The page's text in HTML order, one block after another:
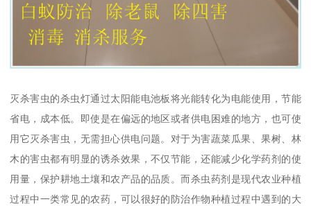
灭杀害虫的杀虫灯通过太阳能电池板将光能转化为电能使用，节能
省电，成本低。即使是在偏远的地区或者供电困难的地方，也可使
用它灭杀害虫，无需担心供电问题。对于为害蔬菜瓜果、果树、林
木的害虫都有明显的诱杀效果，不仅节能，还能减少化学药剂的使
用量，保护耕地土壤和农产品的品质。而杀虫药剂是现代农业种植
过程中一类常见的农药，可以很好的防治作物种植过程中遇到的大